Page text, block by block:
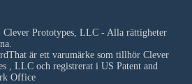
Prototypes, LLC - Alla rättigheter
är ett varumärke som tillhör Clever
, LLCoch registrerat i US Patent and
Office